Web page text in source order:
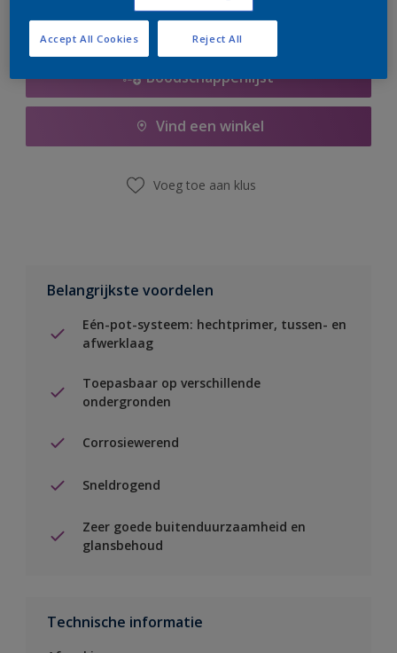
Boodschappenlijst
Vind een winkel
Voeg toe aan klus
Belangrijkste voordelen
Eén-pot-systeem: hechtprimer, tussen- en
afwerklaag
Toepasbaar op verschillende
ondergronden
Corrosiewerend
Sneldrogend
Zeer goede buitenduurzaamheid en
glansbehoud
Technische informatie
Reject All
Accept All Cookies